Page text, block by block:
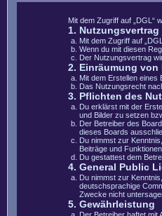
Mit dem Zugriff auf „DGL“
1. Nutzungsvertrag
Mit dem Zugriff auf
Wenn du mit diesen
Der Nutzungsvertrag
2. Einräumung
Mit dem Erstellen eines
Das Nutzungsrecht
3. Pflichten des
Du erklärst mit der
und Bilder zu setzen
Der Betreiber des
dieses Boards
Du nimmst zur
Beiträge und
Du gestattest dem
4. General Public
Du nimmst zur
deutschsprachige
Zwecke nicht
5. Gewährleistung